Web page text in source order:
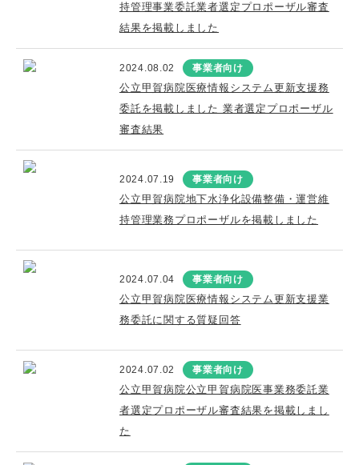
持管理事業委託業者選定プロポーザル審査
結果を掲載しました
2024.08.02 事業者向け
公立甲賀病院医療情報システム更新支援務
委託を掲載しました 業者選定プロポーザル
審査結果
2024.07.19 事業者向け
公立甲賀病院地下水浄化設備整備・運営維
持管理業務プロポーザルを掲載しました
2024.07.04 事業者向け
公立甲賀病院医療情報システム更新支援業
務委託に関する質疑回答
2024.07.02 事業者向け
公立甲賀病院公立甲賀病院医事業務委託業
者選定プロポーザル審査結果を掲載しまし
た